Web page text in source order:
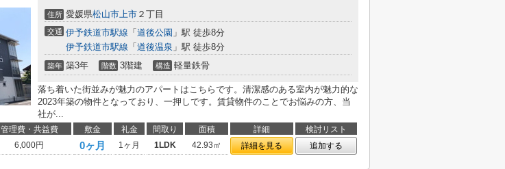
住所 愛媛県松山市上市 ２丁目
交通 伊予鉄道市駅線 「 道後公園 」駅 徒歩8分
伊予鉄道市駅線 「 道後温泉 」駅 徒歩8分
築年 築3年 階数 3階建 構造 軽量鉄骨
落ち着いた街並みが魅力のアパートはこちらです。清潔感のある室内が魅力的な
2023年築の物件となっており、一押しです。賃貸物件のことでお悩みの方、当
社が...
管理費・共益費 敷金 礼金 間取り 面積 詳細
検討リスト
6,000円 0ヶ月 1ヶ月 1LDK 42.93㎡ 詳細を見る 追加する